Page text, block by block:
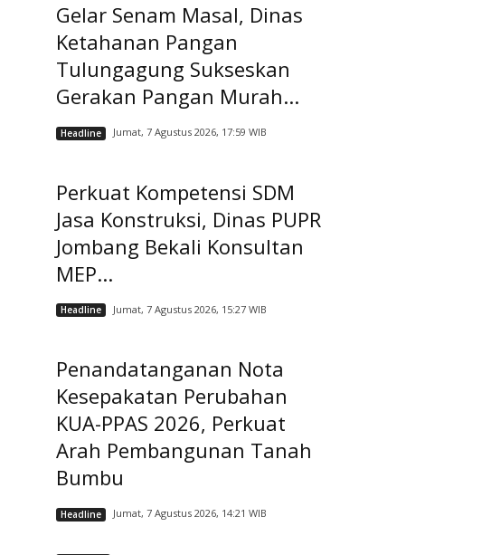
Gelar Senam Masal, Dinas
Ketahanan Pangan
Tulungagung Sukseskan
Gerakan Pangan Murah...
Headline Jumat, 7 Agustus 2026, 17:59 WIB
Perkuat Kompetensi SDM
Jasa Konstruksi, Dinas PUPR
Jombang Bekali Konsultan
MEP...
Headline Jumat, 7 Agustus 2026, 15:27 WIB
Penandatanganan Nota
Kesepakatan Perubahan
KUA-PPAS 2026, Perkuat
Arah Pembangunan Tanah
Bumbu
Headline Jumat, 7 Agustus 2026, 14:21 WIB